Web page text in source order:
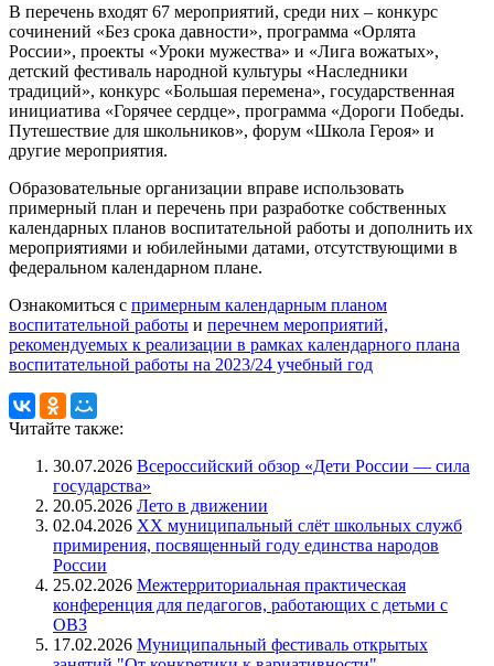
В перечень входят 67 мероприятий, среди них – конкурс
сочинений «Без срока давности», программа «Орлята
России», проекты «Уроки мужества» и «Лига вожатых»,
детский фестиваль народной культуры «Наследники
традиций», конкурс «Большая перемена», государственная
инициатива «Горячее сердце», программа «Дороги Победы.
Путешествие для школьников», форум «Школа Героя» и
другие мероприятия.
Образовательные организации вправе использовать
примерный план и перечень при разработке собственных
календарных планов воспитательной работы и дополнить их
мероприятиями и юбилейными датами, отсутствующими в
федеральном календарном плане.
Ознакомиться с примерным календарным планом
воспитательной работы и перечнем мероприятий,
рекомендуемых к реализации в рамках календарного плана
воспитательной работы на 2023/24 учебный год
Читайте также:
30.07.2026 Всероссийский обзор «Дети России — сила
государства»
20.05.2026 Лето в движении
02.04.2026 XX муниципальный слёт школьных служб
примирения, посвященный году единства народов
России
25.02.2026 Межтерриториальная практическая
конференция для педагогов, работающих с детьми с
ОВЗ
17.02.2026 Муниципальный фестиваль открытых